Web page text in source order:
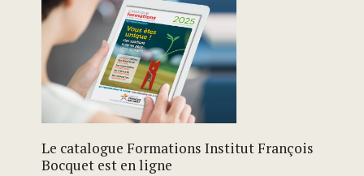
Le catalogue Formations Institut François
Bocquet est en ligne